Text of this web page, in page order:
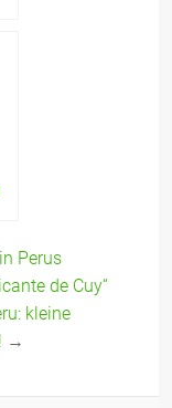
Perus
de Cuy“
kleine
→